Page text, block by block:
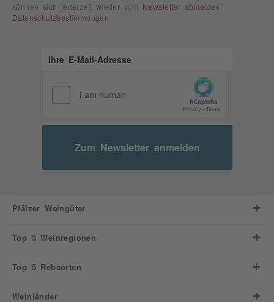
können sich jederzeit wieder vom Newsletter abmelden !
Datenschutzbestimmungen
Zum Newsletter anmelden
Pfälzer Weingüter
Top 5 Weinregionen
Top 5 Rebsorten
Weinländer